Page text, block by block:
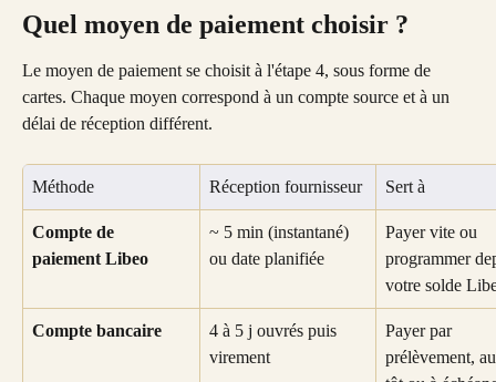
Quel moyen de paiement choisir ?
Le moyen de paiement se choisit à l'étape 4, sous forme de
cartes. Chaque moyen correspond à un compte source et à un
délai de réception différent.
Méthode Réception fournisseur Sert à
Compte de
paiement Libeo
~ 5 min (instantané)
ou date planifiée
Payer vite ou
programmer
votre solde
Compte bancaire
4 à 5 j ouvrés puis
virement
Payer par
prélèvement,